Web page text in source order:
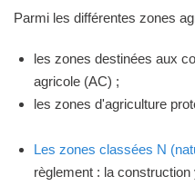
Parmi les différentes zones
les zones destinées aux
agricole (AC) ;
les zones d'agriculture
Les zones classées N
règlement : la